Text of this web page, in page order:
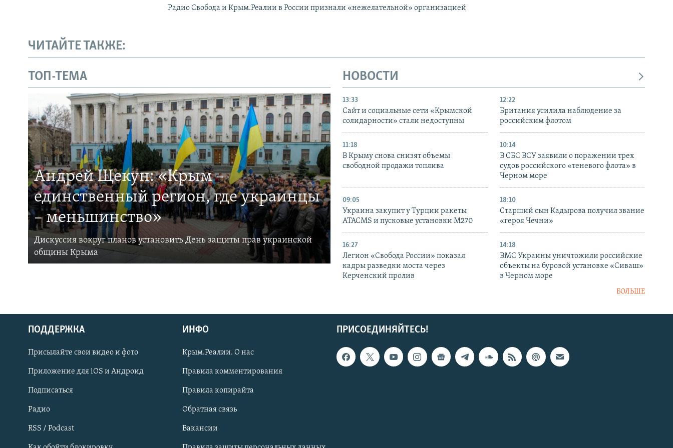
Українською
Qırımtatar
ПРИСОЕДИНЯЙТЕСЬ!
Радио Свобода и Крым.Реалии в России признали «нежелательной» организацией
ЧИТАЙТЕ ТАКЖЕ:
ТОП-ТЕМА
Андрей Щекун: «Крым –
единственный регион, где украинцы
– меньшинство»
Дискуссия вокруг планов установить День защиты прав украинской
общины Крыма
НОВОСТИ
13:33
Сайт и социальные сети «Крымской
солидарности» стали недоступны
12:22
Британия усилила наблюдение за
российским флотом
11:18
В Крыму снова снизят объемы
свободной продажи топлива
10:14
В СБС ВСУ заявили о поражении трех
судов российского «теневого флота» в
Черном море
09:05
Украина закупит у Турции ракеты
ATACMS и пусковые установки M270
18:10
Старший сын Кадырова получил звание
«героя Чечни»
16:27
Легион «Свобода России» показал
кадры разведки моста через
Керченский пролив
14:18
ВМС Украины уничтожили российские
объекты на буровой установке «Сиваш»
в Черном море
БОЛЬШЕ
ПРИСОЕДИНЯЙТЕСЬ!
ПОДДЕРЖКА
Присылайте свои видео и фото
Приложение для iOS и Андроид
Подписаться
Радио
RSS / Podcast
ИНФО
Крым.Реалии. О нас
Правила комментирования
Правила копирайта
Обратная связь
Вакансии